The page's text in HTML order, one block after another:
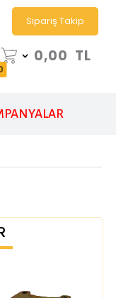
Sipariş Takip
0,00 TL